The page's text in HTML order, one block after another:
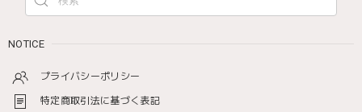
NOTICE
プライバシーポリシー
特定商取引法に基づく表記